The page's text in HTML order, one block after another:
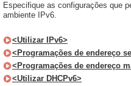
Especifique as configurações que
ambiente IPv6.
<Utilizar IPv6>
<Programações de endereço
<Programações de endereço
<Utilizar DHCPv6>